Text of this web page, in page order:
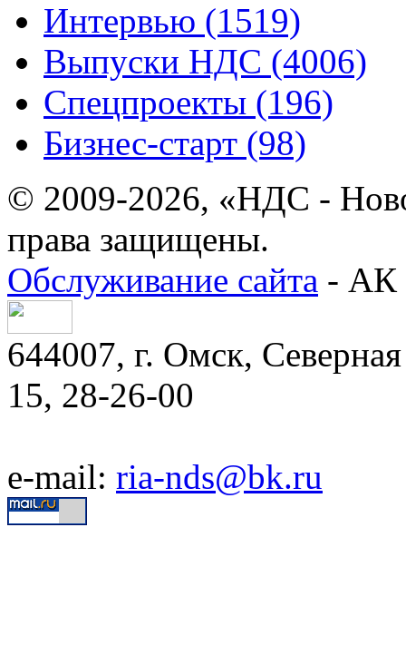
Интервью (1519)
Выпуски НДС (4006)
Спецпроекты (196)
Бизнес-старт (98)
© 2009-2026, «НДС -
права защищены.
Обслуживание сайта - АК
644007, г. Омск,
15, 28-26-00
e-mail: ria-nds@bk.ru